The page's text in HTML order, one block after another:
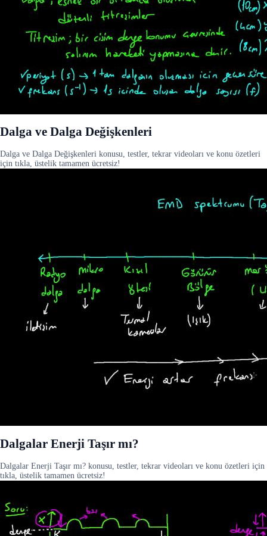
Dalga ve Dalga Değişkenleri
Dalga ve Dalga Değişkenleri konusu, testler, tekrar videoları ve konu özetleri
için tıkla, üstelik tamamen ücretsiz!
Dalgalar Enerji Taşır mı?
Dalgalar Enerji Taşır mı? konusu, testler, tekrar videoları ve konu özetleri için
tıkla, üstelik tamamen ücretsiz!